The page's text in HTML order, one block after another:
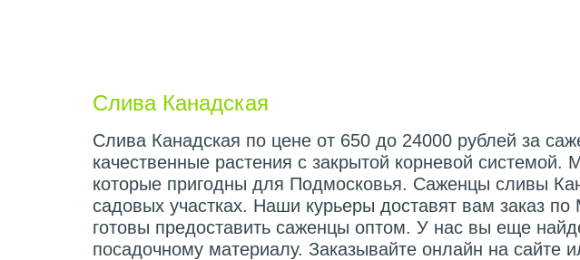
Слива Канадская
Слива Канадская по цене от 650 до 24000 рублей за
качественные растения с закрытой корневой
которые пригодны для Подмосковья. Саженцы сливы
садовых участках. Наши курьеры доставят вам заказ
готовы предоставить саженцы оптом. У нас вы еще
посадочному материалу. Заказывайте онлайн на сайте